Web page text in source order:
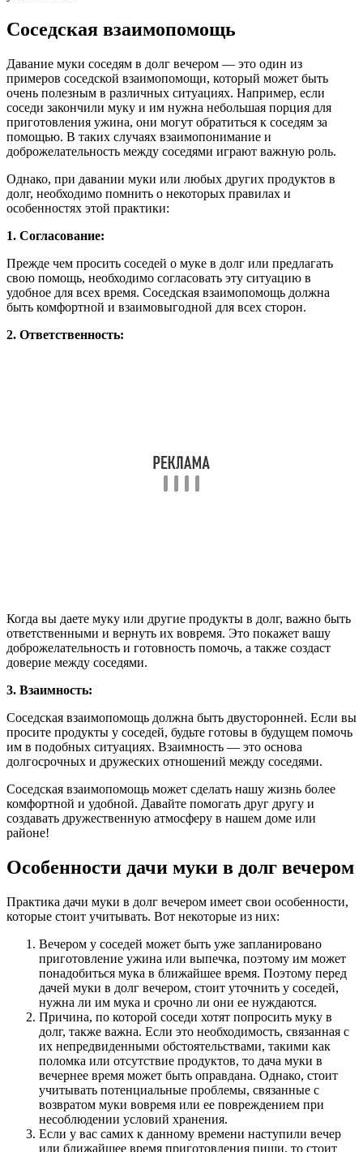
Соседская взаимопомощь
Давание муки соседям в долг вечером — это один из
примеров соседской взаимопомощи, который может быть
очень полезным в различных ситуациях. Например, если
соседи закончили муку и им нужна небольшая порция для
приготовления ужина, они могут обратиться к соседям за
помощью. В таких случаях взаимопонимание и
доброжелательность между соседями играют важную роль.
Однако, при давании муки или любых других продуктов в
долг, необходимо помнить о некоторых правилах и
особенностях этой практики:
1. Согласование:
Прежде чем просить соседей о муке в долг или предлагать
свою помощь, необходимо согласовать эту ситуацию в
удобное для всех время. Соседская взаимопомощь должна
быть комфортной и взаимовыгодной для всех сторон.
2. Ответственность:
Когда вы даете муку или другие продукты в долг, важно быть
ответственными и вернуть их вовремя. Это покажет вашу
доброжелательность и готовность помочь, а также создаст
доверие между соседями.
3. Взаимность:
Соседская взаимопомощь должна быть двусторонней. Если вы
просите продукты у соседей, будьте готовы в будущем помочь
им в подобных ситуациях. Взаимность — это основа
долгосрочных и дружеских отношений между соседями.
Соседская взаимопомощь может сделать нашу жизнь более
комфортной и удобной. Давайте помогать друг другу и
создавать дружественную атмосферу в нашем доме или
районе!
Особенности дачи муки в долг вечером
Практика дачи муки в долг вечером имеет свои особенности,
которые стоит учитывать. Вот некоторые из них:
Вечером у соседей может быть уже запланировано
приготовление ужина или выпечка, поэтому им может
понадобиться мука в ближайшее время. Поэтому перед
дачей муки в долг вечером, стоит уточнить у соседей,
нужна ли им мука и срочно ли они ее нуждаются.
Причина, по которой соседи хотят попросить муку в
долг, также важна. Если это необходимость, связанная с
их непредвиденными обстоятельствами, такими как
поломка или отсутствие продуктов, то дача муки в
вечернее время может быть оправдана. Однако, стоит
учитывать потенциальные проблемы, связанные с
возвратом муки вовремя или ее повреждением при
несоблюдении условий хранения.
Если у вас самих к данному времени наступили вечер
или ближайшее время приготовления пищи, то стоит